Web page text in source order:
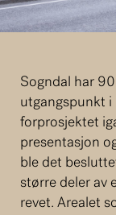
Sogndal har
utgangspunkt i
forprosjektet
presentasjon
ble det
større deler av
revet. Arealet